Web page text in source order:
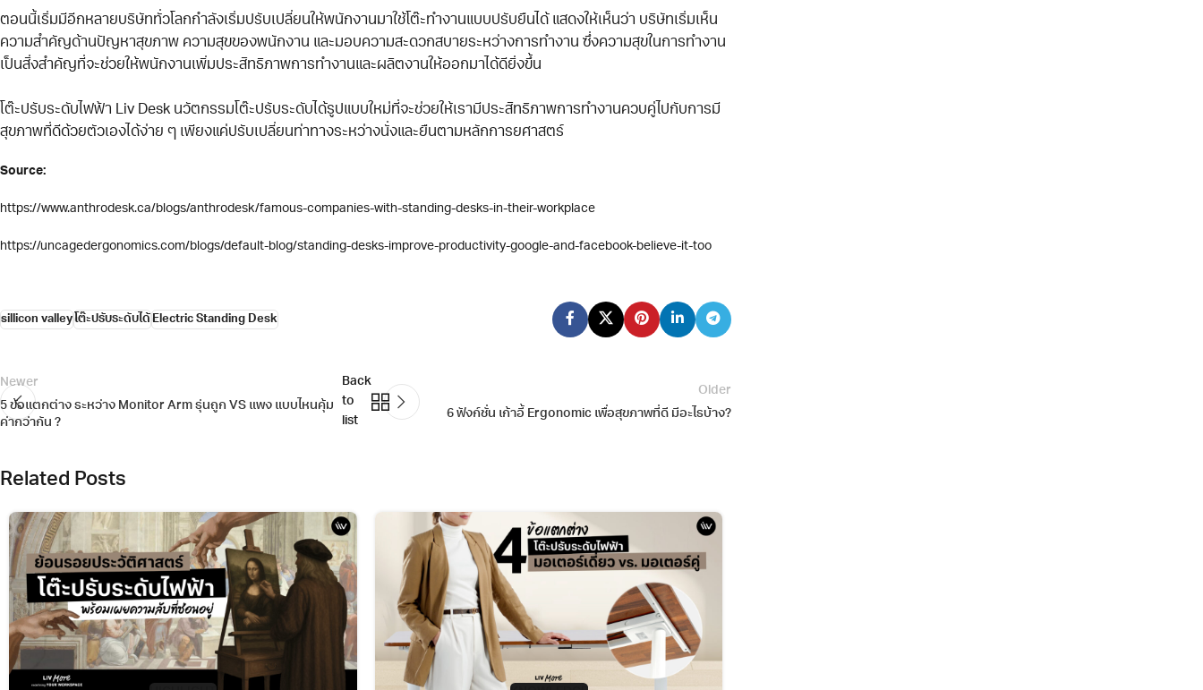
ตอนนี้เริ่มมีอีกหลายบริษัททั่วโลกกำลังเริ่มปรับเปลี่ยนให้พนักงานมาใช้โต๊ะทำงานแบบปรับยืนได้ แสดงให้เห็นว่า บริษัทเริ่มเห็น
ความสำคัญด้านปัญหาสุขภาพ ความสุขของพนักงาน และมอบความสะดวกสบายระหว่างการทำงาน ซึ่งความสุขในการทำงาน
เป็นสิ่งสำคัญที่จะช่วยให้พนักงานเพิ่มประสิทธิภาพการทำงานและผลิตงานให้ออกมาได้ดียิ่งขึ้น
โต๊ะปรับระดับไฟฟ้า Liv Desk นวัตกรรมโต๊ะปรับระดับได้รูปแบบใหม่ที่จะช่วยให้เรามีประสิทธิภาพการทำงานควบคู่ไปกับการมี
สุขภาพที่ดีด้วยตัวเองได้ง่าย ๆ เพียงแค่ปรับเปลี่ยนท่าทางระหว่างนั่งและยืนตามหลักการยศาสตร์
Source:
https://www.anthrodesk.ca/blogs/anthrodesk/famous-companies-with-standing-desks-in-their-workplace
https://uncagedergonomics.com/blogs/default-blog/standing-desks-improve-productivity-google-and-facebook-believe-it-too
sillicon valleyโต๊ะปรับระดับได้ Electric Standing Desk
Newer
5 ข้อแตกต่าง ระหว่าง Monitor Arm รุ่นถูก VS แพง แบบไหนคุ้ม
ค่ากว่ากัน ?
Back
to
list
Older
6 ฟังก์ชั่น เก้าอี้ Ergonomic เพื่อสุขภาพที่ดี มีอะไรบ้าง?
Related Posts